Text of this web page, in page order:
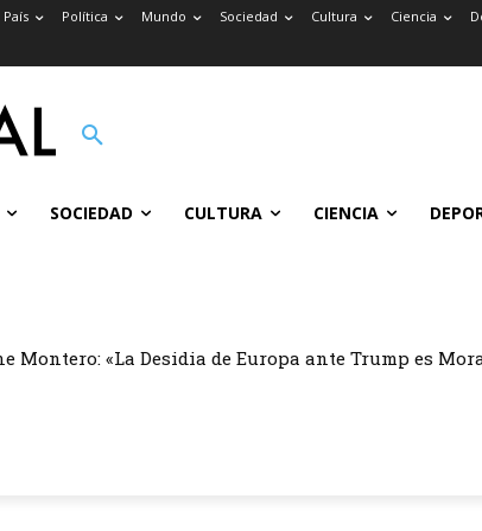
País Política Mundo Sociedad Cultura Ciencia
SOCIEDAD CULTURA CIENCIA
Montero: «La Desidia de Europa ante Trump es